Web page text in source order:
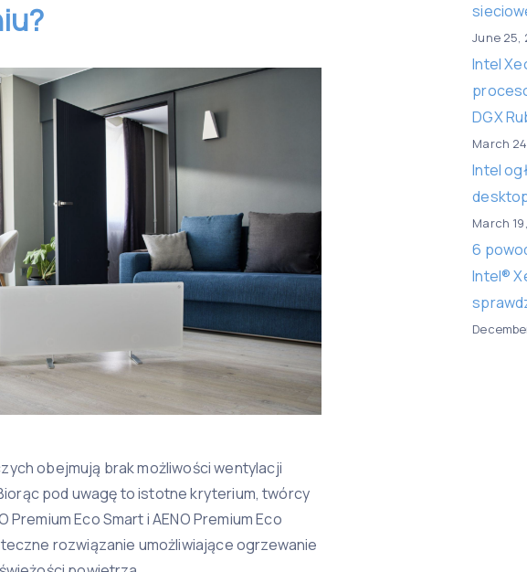
obejmują brak możliwości wentylacji
pod uwagę to istotne kryterium, twórcy
Eco Smart i AENO Premium Eco
rozwiązanie umożliwiające ogrzewanie
June 25,
Intel
DGX
March
Intel
March
6
Intel®